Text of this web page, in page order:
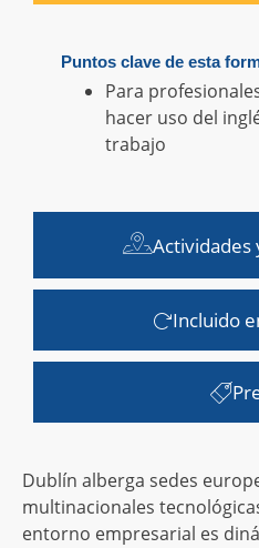
Actividades
Incluido
Puntos clave de esta
Para
hacer uso del
trabajo
Dublín alberga sedes
multinacionales
entorno empresarial es